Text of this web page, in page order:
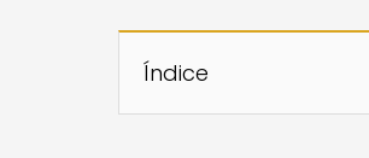
Índice